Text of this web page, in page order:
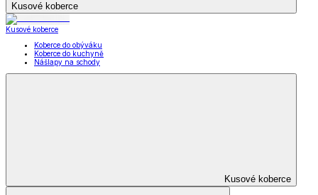
Kusové koberce
Kusové koberce
Koberce do obýváku
Koberce do kuchyně
Nášlapy na schody
Kusové koberce